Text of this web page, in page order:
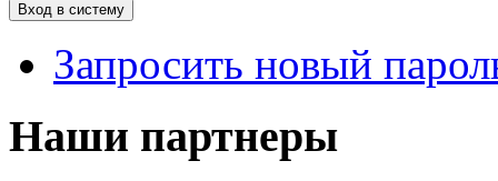
Запросить новый
Наши партнеры